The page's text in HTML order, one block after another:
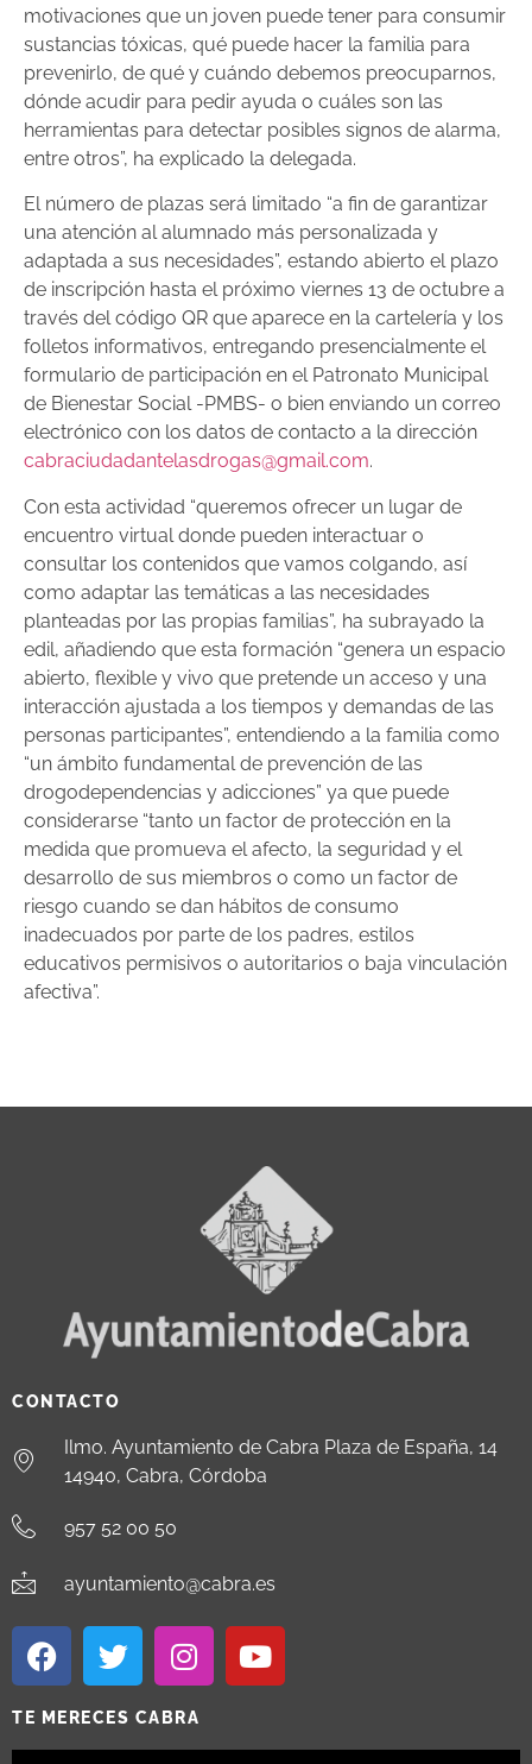
motivaciones que un joven puede tener para consumir
sustancias tóxicas, qué puede hacer la familia para
prevenirlo, de qué y cuándo debemos preocuparnos,
dónde acudir para pedir ayuda o cuáles son las
herramientas para detectar posibles signos de alarma,
entre otros”, ha explicado la delegada.
El número de plazas será limitado “a fin de garantizar
una atención al alumnado más personalizada y
adaptada a sus necesidades”, estando abierto el plazo
de inscripción hasta el próximo viernes 13 de octubre a
través del código QR que aparece en la cartelería y los
folletos informativos, entregando presencialmente el
formulario de participación en el Patronato Municipal
de Bienestar Social -PMBS- o bien enviando un correo
electrónico con los datos de contacto a la dirección
cabraciudadantelasdrogas@gmail.com.
Con esta actividad “queremos ofrecer un lugar de
encuentro virtual donde pueden interactuar o
consultar los contenidos que vamos colgando, así
como adaptar las temáticas a las necesidades
planteadas por las propias familias”, ha subrayado la
edil, añadiendo que esta formación “genera un espacio
abierto, flexible y vivo que pretende un acceso y una
interacción ajustada a los tiempos y demandas de las
personas participantes”, entendiendo a la familia como
“un ámbito fundamental de prevención de las
drogodependencias y adicciones” ya que puede
considerarse “tanto un factor de protección en la
medida que promueva el afecto, la seguridad y el
desarrollo de sus miembros o como un factor de
riesgo cuando se dan hábitos de consumo
inadecuados por parte de los padres, estilos
educativos permisivos o autoritarios o baja vinculación
afectiva”.
CONTACTO
Ilmo. Ayuntamiento de Cabra Plaza de España, 14
14940, Cabra, Córdoba
957 52 00 50
ayuntamiento@cabra.es
TE MERECES CABRA